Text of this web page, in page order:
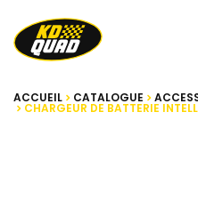
ACCUEIL CATALOGUE
CHARGEUR DE BATTERIE